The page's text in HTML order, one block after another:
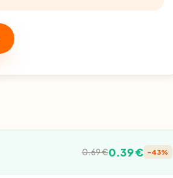
0.69 €0.39 € -43%